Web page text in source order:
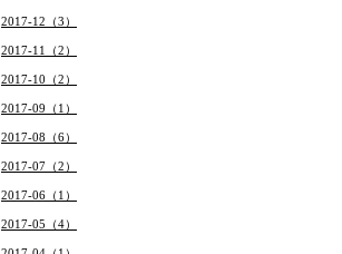
2017-12（3）
2017-11（2）
2017-10（2）
2017-09（1）
2017-08（6）
2017-07（2）
2017-06（1）
2017-05（4）